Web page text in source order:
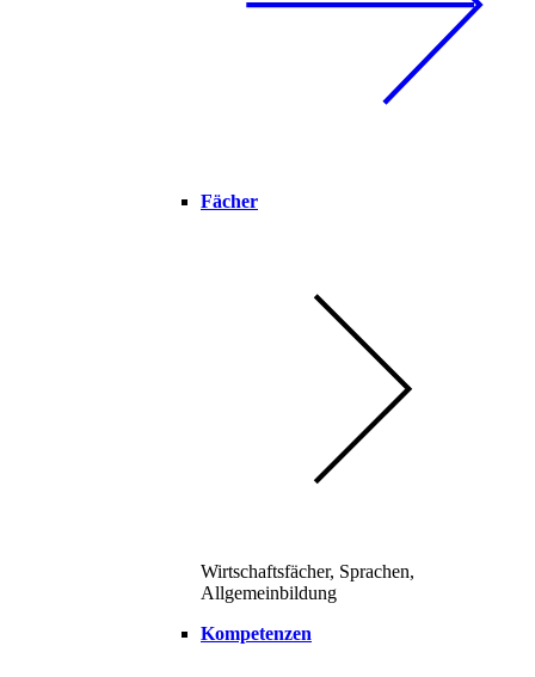
Fächer
Wirtschaftsfächer, Sprachen,
Allgemeinbildung
Kompetenzen